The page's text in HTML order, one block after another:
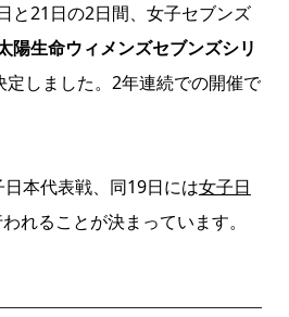
と21日の2日間、女子セブンズ
陽生命ウィメンズセブンズシリ
定しました。2年連続での開催で
本代表戦、同19日には女子日
れることが決まっています。